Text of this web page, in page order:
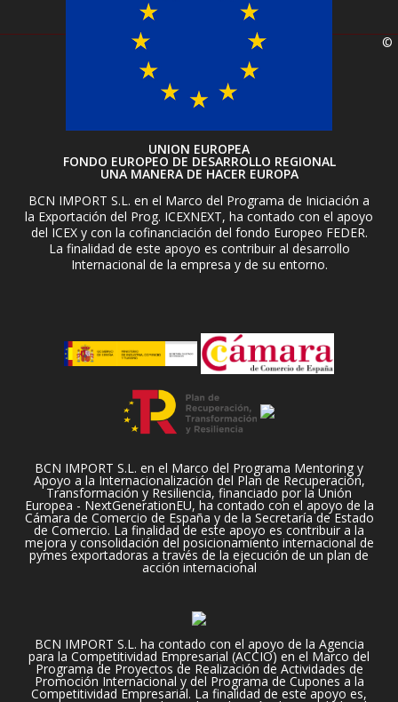
UNION EUROPEA
FONDO EUROPEO DE DESARROLLO REGIONAL
UNA MANERA DE HACER EUROPA
BCN IMPORT S.L. en el Marco del Programa de Iniciación a
la Exportación del Prog. ICEXNEXT, ha contado con el apoyo
del ICEX y con la cofinanciación del fondo Europeo FEDER.
La finalidad de este apoyo es contribuir al desarrollo
Internacional de la empresa y de su entorno.
BCN IMPORT S.L. en el Marco del Programa Mentoring y
Apoyo a la Internacionalización del Plan de Recuperación,
Transformación y Resiliencia, financiado por la Unión
Europea - NextGenerationEU, ha contado con el apoyo de la
Cámara de Comercio de España y de la Secretaría de Estado
de Comercio. La finalidad de este apoyo es contribuir a la
mejora y consolidación del posicionamiento internacional de
pymes exportadoras a través de la ejecución de un plan de
acción internacional
BCN IMPORT S.L. ha contado con el apoyo de la Agencia
para la Competitividad Empresarial (ACCIO) en el Marco del
Programa de Proyectos de Realización de Actividades de
Promoción Internacional y del Programa de Cupones a la
Competitividad Empresarial. La finalidad de este apoyo es,
©